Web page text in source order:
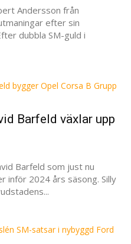
Andersson från
efter sin
dubbla SM-guld i
Barfeld växlar upp
Barfeld som just nu
inför 2024 års säsong. Silly